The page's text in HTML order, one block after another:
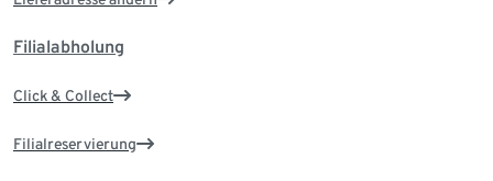
Filialabholung
Click & Collect
Filialreservierung